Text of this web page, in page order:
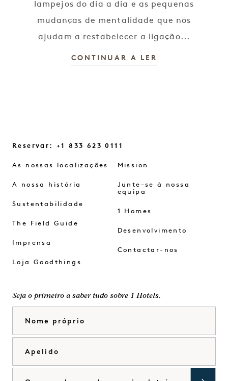
lampejos do dia a dia e as pequenas
mudanças de mentalidade que nos
ajudam a restabelecer a ligação...
CONTINUAR A LER
Reservar: +1 833 623 0111
As nossas localizações
A nossa história
Sustentabilidade
The Field Guide
Imprensa
Loja Goodthings
Mission
Junte-se à nossa
equipa
1 Homes
Desenvolvimento
Contactar-nos
Seja o primeiro a saber tudo sobre 1 Hotels.